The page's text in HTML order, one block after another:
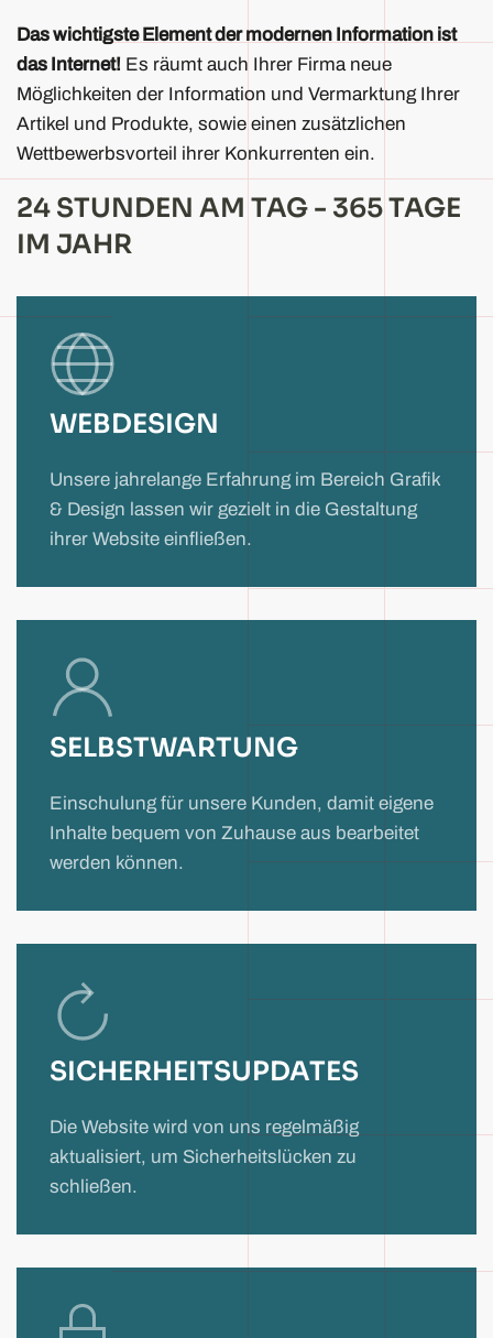
Das wichtigste Element der modernen Information ist
das Internet! Es räumt auch Ihrer Firma neue
Möglichkeiten der Information und Vermarktung Ihrer
Artikel und Produkte, sowie einen zusätzlichen
Wettbewerbsvorteil ihrer Konkurrenten ein.
24 STUNDEN AM TAG - 365 TAGE
IM JAHR
WEBDESIGN
Unsere jahrelange Erfahrung im Bereich Grafik
& Design lassen wir gezielt in die Gestaltung
ihrer Website einfließen.
SELBSTWARTUNG
Einschulung für unsere Kunden, damit eigene
Inhalte bequem von Zuhause aus bearbeitet
werden können.
SICHERHEITSUPDATES
Die Website wird von uns regelmäßig
aktualisiert, um Sicherheitslücken zu
schließen.